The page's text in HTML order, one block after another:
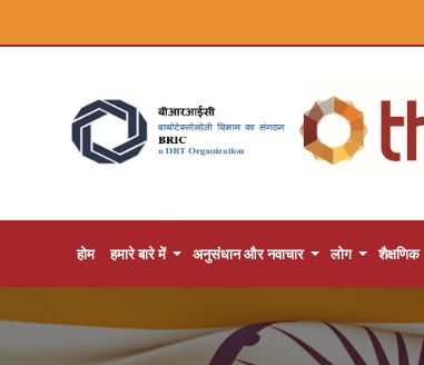
होम हमारे बारे में अनुसंधान और नवाचार लोग शैक्षणिक